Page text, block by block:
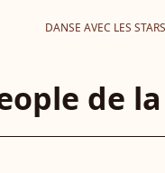
DANSE AVEC LES STARS
de